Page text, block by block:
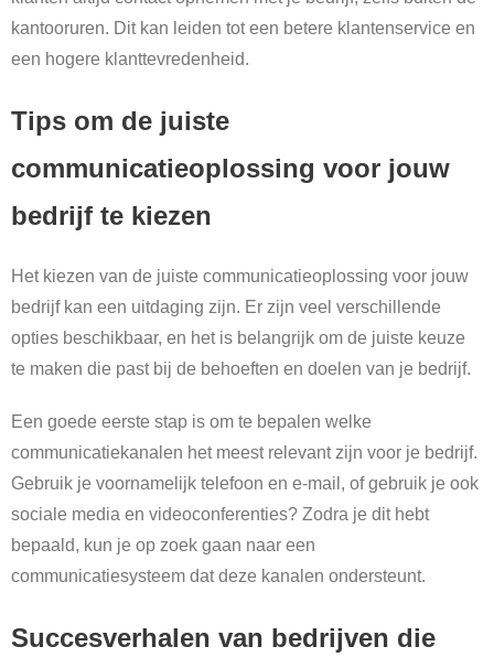
kantooruren. Dit kan leiden tot een betere klantenservice en
een hogere klanttevredenheid.
Tips om de juiste
communicatieoplossing voor jouw
bedrijf te kiezen
Het kiezen van de juiste communicatieoplossing voor jouw
bedrijf kan een uitdaging zijn. Er zijn veel verschillende
opties beschikbaar, en het is belangrijk om de juiste keuze
te maken die past bij de behoeften en doelen van je bedrijf.
Een goede eerste stap is om te bepalen welke
communicatiekanalen het meest relevant zijn voor je bedrijf.
Gebruik je voornamelijk telefoon en e-mail, of gebruik je ook
sociale media en videoconferenties? Zodra je dit hebt
bepaald, kun je op zoek gaan naar een
communicatiesysteem dat deze kanalen ondersteunt.
Succesverhalen van bedrijven die